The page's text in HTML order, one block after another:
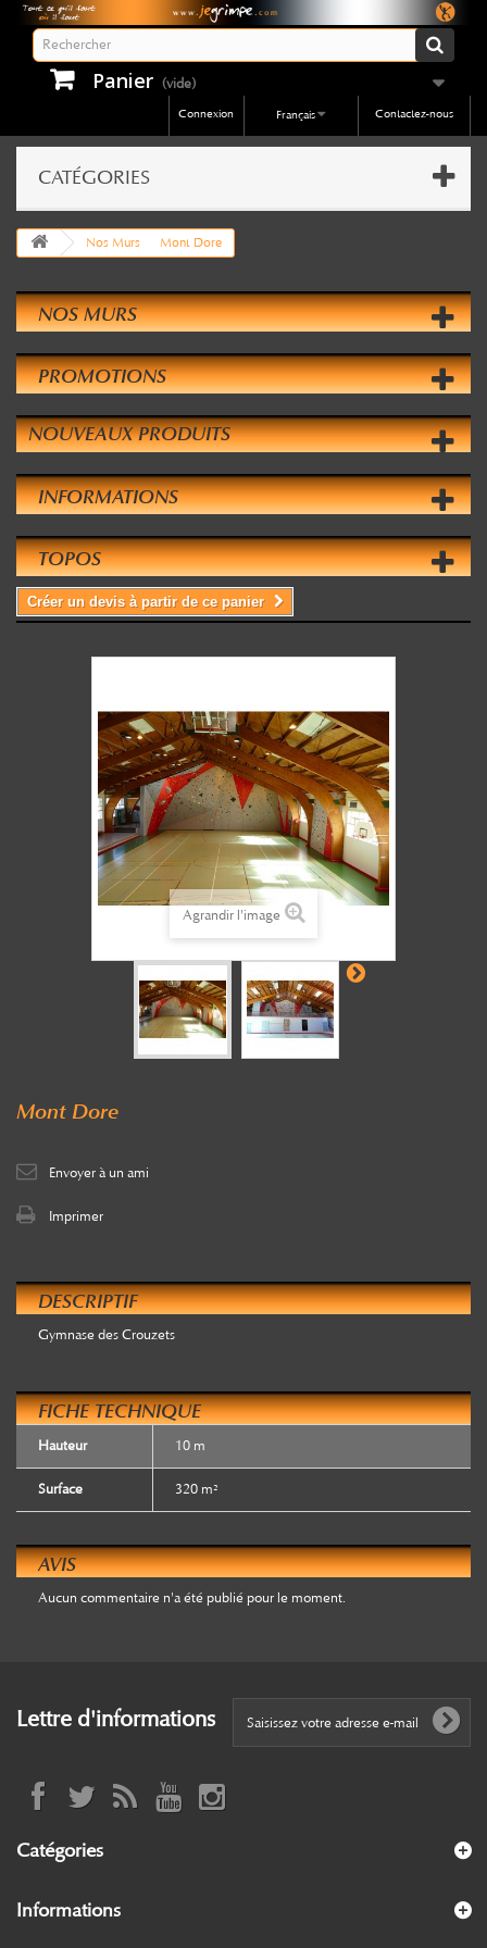
Panier (vide)
Contactez-nous
Français
Connexion
CATÉGORIES
Nos Murs Mont Dore
NOS MURS
PROMOTIONS
NOUVEAUX PRODUITS
INFORMATIONS
TOPOS
Créer un devis à partir de ce panier
Agrandir l'image
Mont Dore
Envoyer à un ami
Imprimer
DESCRIPTIF
Gymnase des Crouzets
FICHE TECHNIQUE
Hauteur 10 m
Surface 320 m²
AVIS
Aucun commentaire n'a été publié pour le moment.
Lettre d'informations
Catégories
Informations